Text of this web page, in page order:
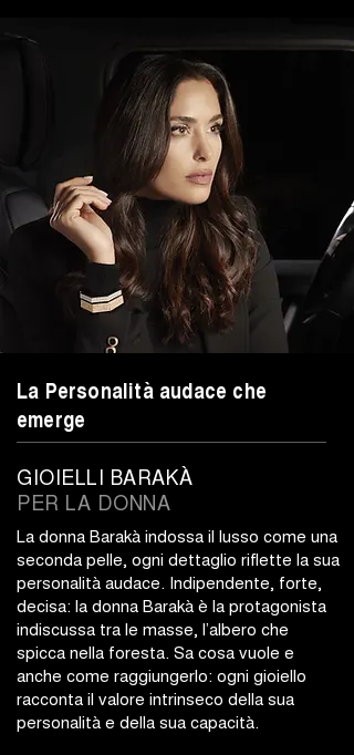
La Personalità audace che
emerge
GIOIELLI BARAKÀ
PER LA DONNA
La donna Barakà indossa il lusso come una
seconda pelle, ogni dettaglio riflette la sua
personalità audace. Indipendente, forte,
decisa: la donna Barakà è la protagonista
indiscussa tra le masse, l’albero che
spicca nella foresta. Sa cosa vuole e
anche come raggiungerlo: ogni gioiello
racconta il valore intrinseco della sua
personalità e della sua capacità.